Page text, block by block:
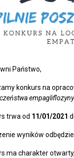
Państwo,
konkurs na
trwa od 11/01/2021
wyników
ma charakter